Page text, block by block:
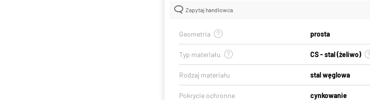
Zapytaj handlowca
Geometria prosta
Typ materiału CS - stal (żeliwo)
Rodzaj materiału stal węglowa
Pokrycie ochronne cynkowanie